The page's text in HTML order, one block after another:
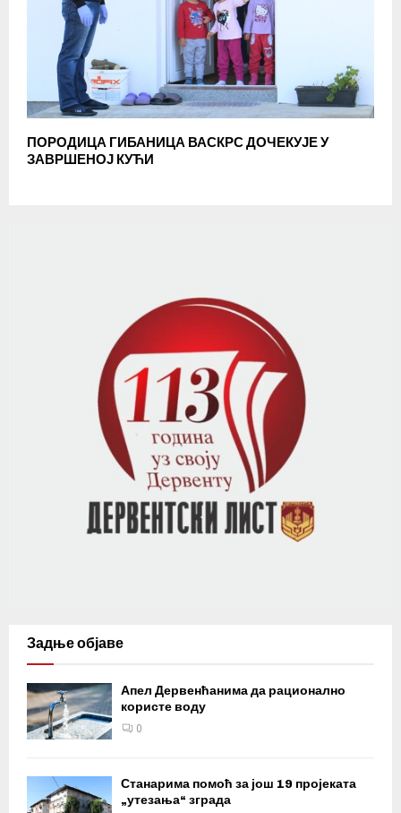
ПОРОДИЦА ГИБАНИЦА ВАСКРС ДОЧЕКУЈЕ У
ЗАВРШЕНОЈ КУЋИ
Задње објаве
Апел Дервенћанима да рационално
користе воду
0
Станарима помоћ за још 19 пројеката
„утезања“ зграда